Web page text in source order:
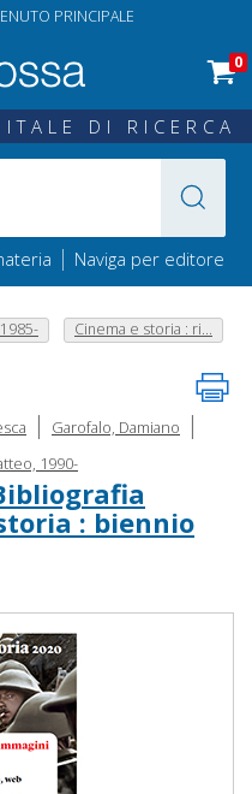
PRINCIPALE
0
DI RICERCA
| Naviga per editore
Cinema e storia : ri...
| Garofalo, Damiano |
1990-
: biennio